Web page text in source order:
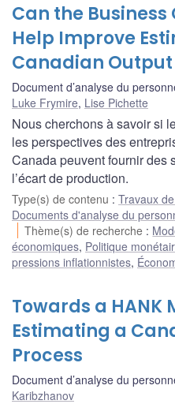
Can the Business
Help Improve
Canadian Output
Document d’analyse du
Luke Frymire, Lise Pichette
Nous cherchons à savoir si
les perspectives des
Canada peuvent fournir des
l’écart de production.
Type(s) de contenu : Travaux
Documents d'analyse du
Thème(s) de recherche :
économiques, Politique
pressions inflationnistes,
Towards a HANK
Estimating a
Process
Document d’analyse du
Karibzhanov